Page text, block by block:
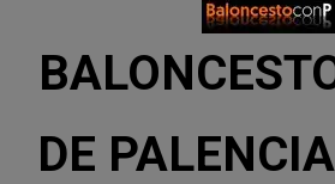
DE